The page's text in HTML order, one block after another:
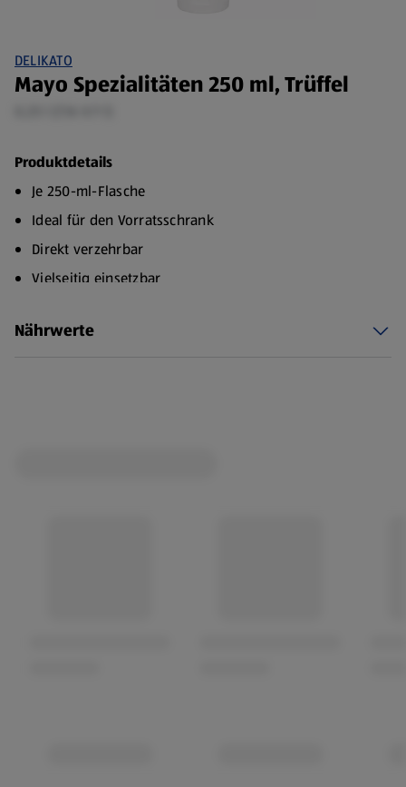
DELIKATO
Mayo Spezialitäten 250 ml, Trüffel
Produktdetails
Je 250-ml-Flasche
Ideal für den Vorratsschrank
Direkt verzehrbar
Vielseitig einsetzbar
Nährwerte